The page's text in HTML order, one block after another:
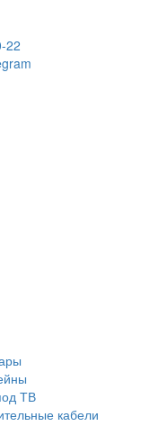
22
ТВ
кабели